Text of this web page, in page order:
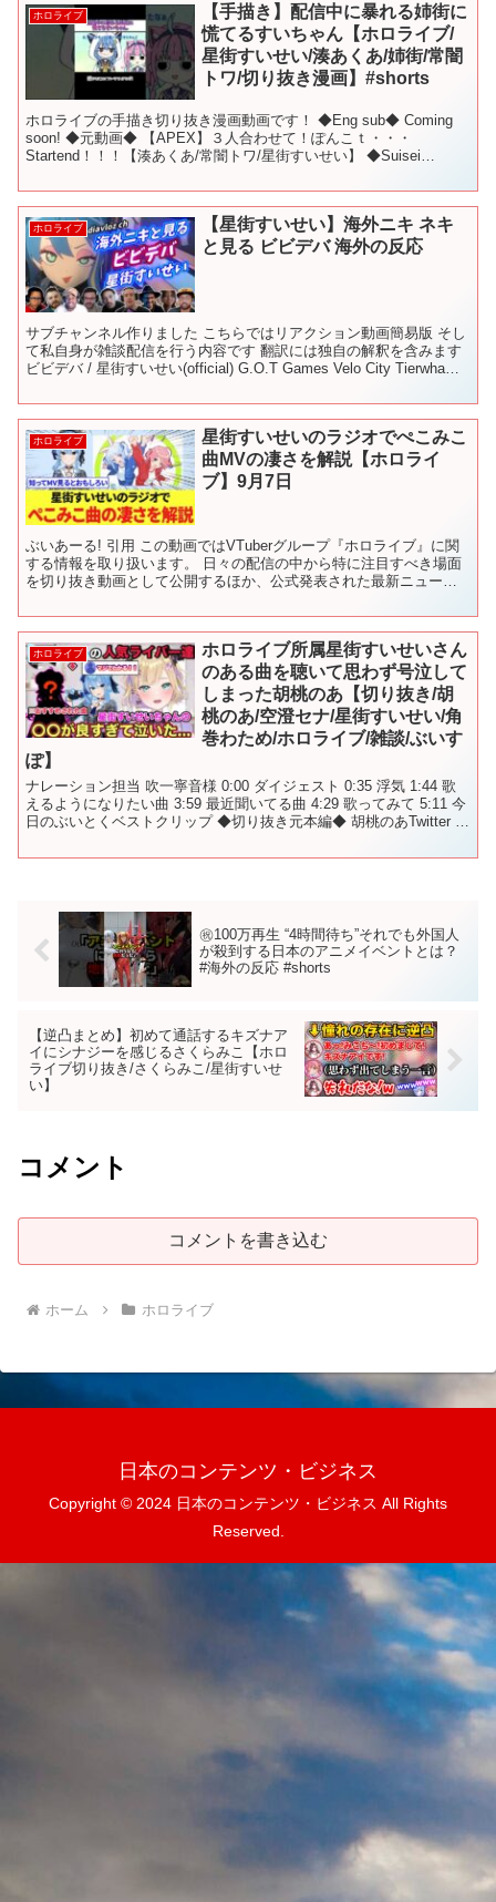
ホロライブ
【手描き】配信中に暴れる姉街に
慌てるすいちゃん【ホロライブ/
星街すいせい/湊あくあ/姉街/常闇
トワ/切り抜き漫画】#shorts
ホロライブの手描き切り抜き漫画動画です！ ◆Eng sub◆ Coming
soon! ◆元動画◆ 【APEX】３人合わせて！ぽんこｔ・・・
Startend！！！【湊あくあ/常闇トワ/星街すいせい】 ◆Suisei
ホロライブ
【星街すいせい】海外ニキ ネキ
と見る ビビデバ 海外の反応
サブチャンネル作りました こちらではリアクション動画簡易版 そし
て私自身が雑談配信を行う内容です 翻訳には独自の解釈を含みます
ビビデバ / 星街すいせい(official) G.O.T Games Velo City Tierwha
ホロライブ
星街すいせいのラジオでぺこみこ
曲MVの凄さを解説【ホロライ
ブ】9月7日
ぶいあーる! 引用 この動画ではVTuberグループ『ホロライブ』に関
する情報を取り扱います。 日々の配信の中から特に注目すべき場面
を切り抜き動画として公開するほか、公式発表された最新ニュー
ホロライブ
ホロライブ所属星街すいせいさん
のある曲を聴いて思わず号泣して
しまった胡桃のあ【切り抜き/胡
桃のあ/空澄セナ/星街すいせい/角
巻わため/ホロライブ/雑談/ぶいす
ぽ】
ナレーション担当 吹一寧音様 0:00 ダイジェスト 0:35 浮気 1:44 歌
えるようになりたい曲 3:59 最近聞いてる曲 4:29 歌ってみて 5:11 今
日のぶいとくベストクリップ ◆切り抜き元本編◆ 胡桃のあTwitter お
㊗️100万再生 “4時間待ち”それでも外国人
が殺到する日本のアニメイベントとは？
#海外の反応 #shorts
【逆凸まとめ】初めて通話するキズナア
イにシナジーを感じるさくらみこ【ホロ
ライブ切り抜き/さくらみこ/星街すいせ
い】
コメント
コメントを書き込む
ホーム ホロライブ
日本のコンテンツ・ビジネス
Copyright © 2024 日本のコンテンツ・ビジネス All Rights
Reserved.